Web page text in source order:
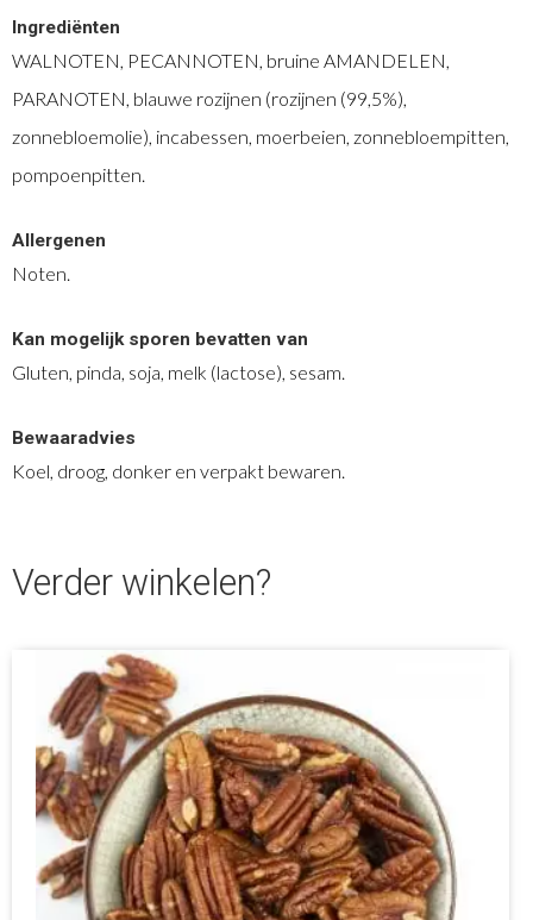
Ingrediënten
WALNOTEN, PECANNOTEN, bruine AMANDELEN,
PARANOTEN, blauwe rozijnen (rozijnen (99,5%),
zonnebloemolie), incabessen, moerbeien, zonnebloempitten,
pompoenpitten.
Allergenen
Noten.
Kan mogelijk sporen bevatten van
Gluten, pinda, soja, melk (lactose), sesam.
Bewaaradvies
Koel, droog, donker en verpakt bewaren.
Verder winkelen?